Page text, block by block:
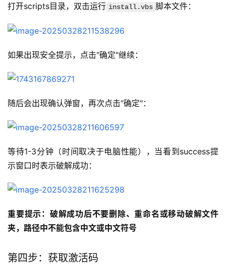
打开scripts目录，双击运行 install.vbs 脚本文件：
如果出现安全提示，点击"确定"继续：
随后会出现确认弹窗，再次点击"确定"：
等待1-3分钟（时间取决于电脑性能），当看到success提
示窗口时表示破解成功：
重要提示：破解成功后不要删除、重命名或移动破解文件
夹，路径中不能包含中文或中文符号
第四步：获取激活码